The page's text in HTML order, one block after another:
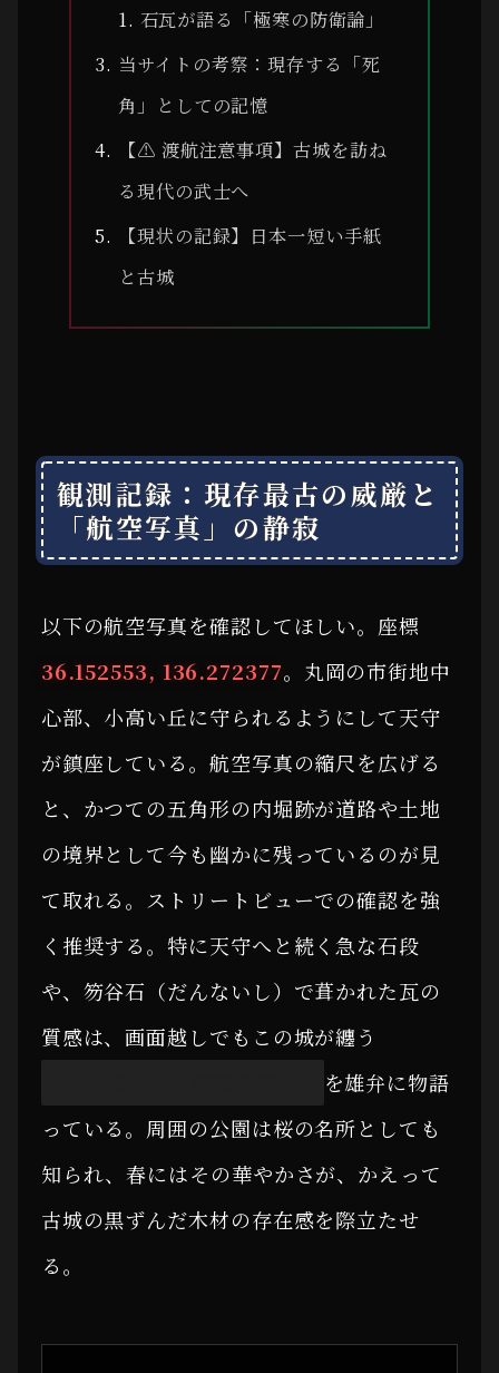
石瓦が語る「極寒の防衛論」
当サイトの考察：現存する「死
角」としての記憶
【⚠ 渡航注意事項】古城を訪ね
る現代の武士へ
【現状の記録】日本一短い手紙
と古城
観測記録：現存最古の威厳と
「航空写真」の静寂
以下の航空写真を確認してほしい。座標
36.152553, 136.272377。丸岡の市街地中
心部、小高い丘に守られるようにして天守
が鎮座している。航空写真の縮尺を広げる
と、かつての五角形の内堀跡が道路や土地
の境界として今も幽かに残っているのが見
て取れる。ストリートビューでの確認を強
く推奨する。特に天守へと続く急な石段
や、笏谷石（だんないし）で葺かれた瓦の
質感は、画面越しでもこの城が纏う
を雄弁に物語
っている。周囲の公園は桜の名所としても
知られ、春にはその華やかさが、かえって
古城の黒ずんだ木材の存在感を際立たせ
る。